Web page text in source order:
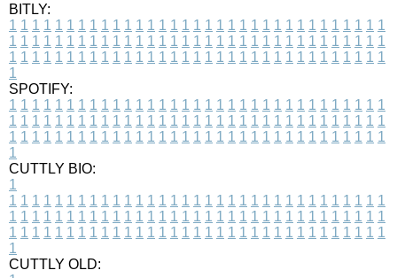
BITLY:
1 1 1 1 1 1 1 1 1 1 1 1 1 1 1 1 1 1 1 1 1 1 1 1 1 1 1 1 1 1 1 1 1
1 1 1 1 1 1 1 1 1 1 1 1 1 1 1 1 1 1 1 1 1 1 1 1 1 1 1 1 1 1 1 1 1
1 1 1 1 1 1 1 1 1 1 1 1 1 1 1 1 1 1 1 1 1 1 1 1 1 1 1 1 1 1 1 1 1
1
SPOTIFY:
1 1 1 1 1 1 1 1 1 1 1 1 1 1 1 1 1 1 1 1 1 1 1 1 1 1 1 1 1 1 1 1 1
1 1 1 1 1 1 1 1 1 1 1 1 1 1 1 1 1 1 1 1 1 1 1 1 1 1 1 1 1 1 1 1 1
1 1 1 1 1 1 1 1 1 1 1 1 1 1 1 1 1 1 1 1 1 1 1 1 1 1 1 1 1 1 1 1 1
1
CUTTLY BIO:
1
1 1 1 1 1 1 1 1 1 1 1 1 1 1 1 1 1 1 1 1 1 1 1 1 1 1 1 1 1 1 1 1 1
1 1 1 1 1 1 1 1 1 1 1 1 1 1 1 1 1 1 1 1 1 1 1 1 1 1 1 1 1 1 1 1 1
1 1 1 1 1 1 1 1 1 1 1 1 1 1 1 1 1 1 1 1 1 1 1 1 1 1 1 1 1 1 1 1 1
1
CUTTLY OLD: